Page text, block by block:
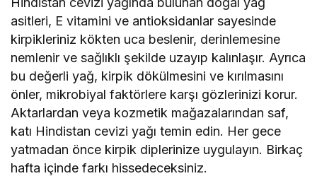
asitleri, E vitamini ve antioksidanlar sayesinde
kirpikleriniz kökten uca beslenir, derinlemesine
nemlenir ve sağlıklı şekilde uzayıp kalınlaşır. Ayrıca
bu değerli yağ, kirpik dökülmesini ve kırılmasını
önler, mikrobiyal faktörlere karşı gözlerinizi korur.
Aktarlardan veya kozmetik mağazalarından saf,
katı Hindistan cevizi yağı temin edin. Her gece
yatmadan önce kirpik diplerinize uygulayın. Birkaç
hafta içinde farkı hissedeceksiniz.